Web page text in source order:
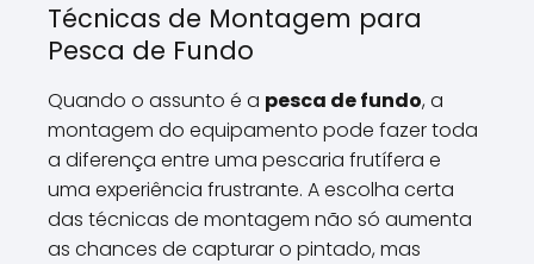
Técnicas de Montagem para
Pesca de Fundo
Quando o assunto é a pesca de fundo, a
montagem do equipamento pode fazer toda
a diferença entre uma pescaria frutífera e
uma experiência frustrante. A escolha certa
das técnicas de montagem não só aumenta
as chances de capturar o pintado, mas